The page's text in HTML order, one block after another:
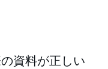
資料が正しい